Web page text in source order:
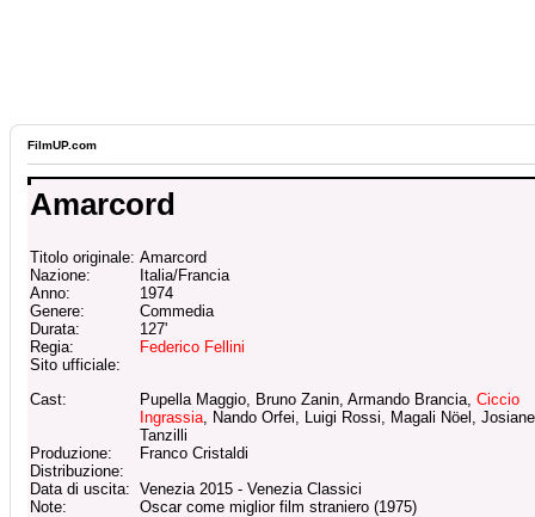
FilmUP.com
Amarcord
Titolo originale: Amarcord
Nazione:
Italia/Francia
Anno:
1974
Genere:
Commedia
Durata:
127'
Regia:
Federico Fellini
Sito ufficiale:
Cast:
Pupella Maggio, Bruno Zanin, Armando Brancia, Ciccio
Ingrassia, Nando Orfei, Luigi Rossi, Magali Nöel, Josiane
Tanzilli
Produzione:
Franco Cristaldi
Distribuzione:
Data di uscita: Venezia 2015 - Venezia Classici
Note:
Oscar come miglior film straniero (1975)